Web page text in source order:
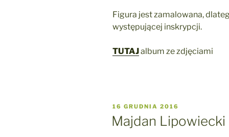
Figura jest zamalowana,
występującej inskrypcji.
TUTAJalbum ze zdjęciami
OPUBLIKOWANE
W
16 GRUDNIA 2016
Majdan Lipowiecki